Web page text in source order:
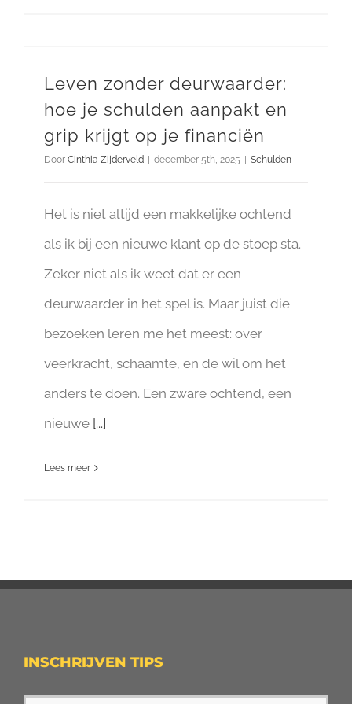
Leven zonder deurwaarder:
hoe je schulden aanpakt en
grip krijgt op je financiën
Door Cinthia Zijderveld | december 5th, 2025 | Schulden
Het is niet altijd een makkelijke ochtend
als ik bij een nieuwe klant op de stoep sta.
Zeker niet als ik weet dat er een
deurwaarder in het spel is. Maar juist die
bezoeken leren me het meest: over
veerkracht, schaamte, en de wil om het
anders te doen. Een zware ochtend, een
nieuwe [...]
Lees meer
INSCHRIJVEN TIPS